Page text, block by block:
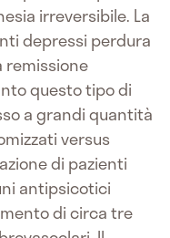
irreversibile. La
depressi perdura
questo tipo di
a grandi quantità
versus
di pazienti
antipsicotici
di circa tre